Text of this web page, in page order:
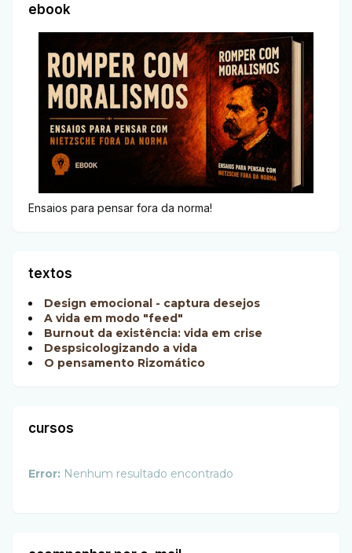
ebook
Ensaios para pensar fora da norma!
textos
Design emocional - captura desejos
A vida em modo "feed"
Burnout da existência: vida em crise
Despsicologizando a vida
O pensamento Rizomático
cursos
Error: Nenhum resultado encontrado